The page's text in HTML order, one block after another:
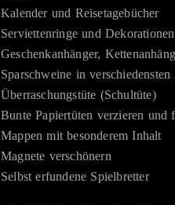
Kalender und Reisetagebücher
Serviettenringe und
Geschenkanhänger,
Sparschweine in verschiedensten
Überraschungstüte (Schultüte)
Bunte Papiertüten verzieren und
Mappen mit besonderem Inhalt
Magnete verschönern
Selbst erfundene Spielbretter